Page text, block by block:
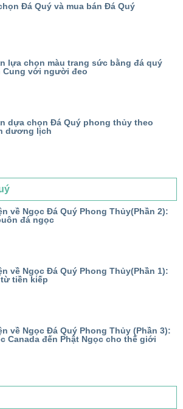
Đá Quý và mua bán Đá Quý
lựa chọn màu trang sức bằng đá quý
Cung với người đeo
dựa chọn Đá Quý phong thủy theo
dương lịch
về Ngọc Đá Quý Phong Thủy(Phần 2):
đá ngọc
về Ngọc Đá Quý Phong Thủy(Phần 1):
tiền kiếp
về Ngọc Đá Quý Phong Thủy (Phần 3):
Canada đến Phật Ngọc cho thế giới